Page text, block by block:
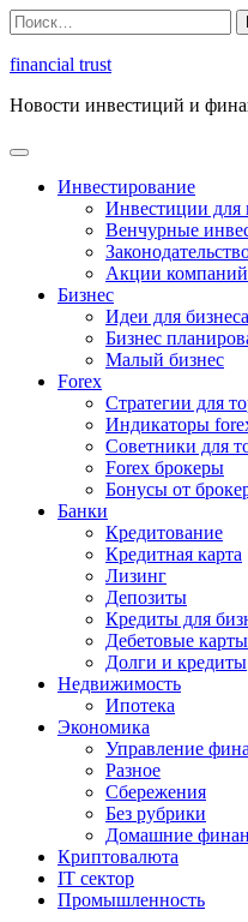
Перейти
к
содержимому
Найти:
financial trust
Новости инвестиций и
Инвестирование
Инвестиции
Венчурные
Акции компаний
Бизнес
Идеи для бизнеса
Бизнес
Малый бизнес
Forex
Стратегии для
Индикаторы
Советники для
Forex брокеры
Бонусы от
Банки
Кредитование
Кредитная карта
Лизинг
Депозиты
Кредиты для
Дебетовые карты
Долги и кредиты
Недвижимость
Ипотека
Экономика
Управление
Разное
Сбережения
Без рубрики
Домашние
Криптовалюта
IT сектор
Промышленность